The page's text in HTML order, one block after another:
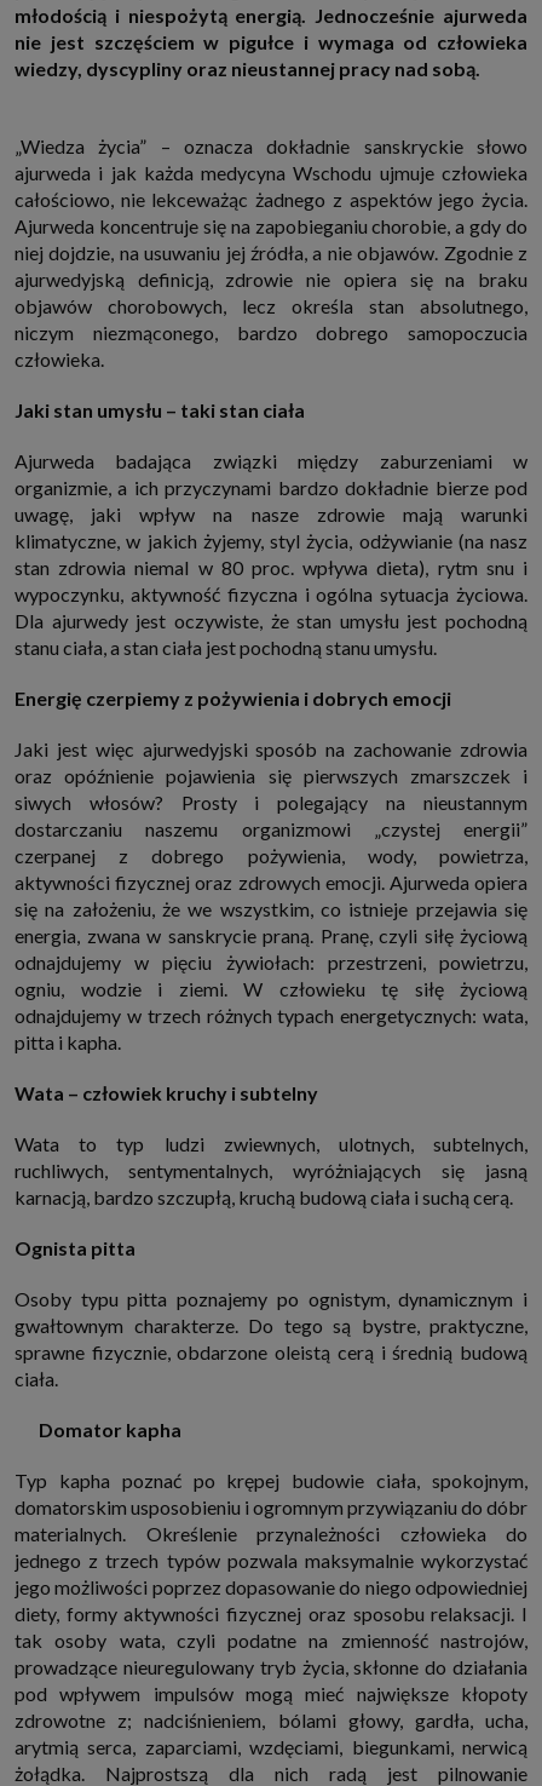
http://www.sagier.pl/
Jeżeli wyrazisz zgodę, o którą wyżej prosimy, administratorami Twoich
danych osobowych będą także nasi Zaufani Partnerzy. Listę Zaufanych
Partnerów możesz sprawdzić w każdym momencie na stronie naszej
Twoje dane przetwarzamy w następujących celach:
1. Jeśli zawieramy z Tobą umowę o realizację danej usługi (np. usługi
zapewniającej Ci możliwość zapoznania się z jednym z naszych serwisów
w oparciu o treść regulaminu tego serwisu), to możemy przetwarzać
Twoje dane w zakresie niezbędnym do realizacji tej umowy.
2. Zapewnianie bezpieczeństwa usługi (np. sprawdzenie, czy do Twojego
konta nie loguje się nieuprawniona osoba), dokonanie pomiarów
statystycznych, ulepszanie naszych usług i dopasowanie ich do potrzeb i
wygody użytkowników (np. personalizowanie treści w usługach), jak
również prowadzenie marketingu i promocji własnych usług (np. jeśli
interesujesz się motoryzacją i oglądasz artykuły w biznesistyl.pl lub na
przetwarzanie danych to realizacja naszych prawnie uzasadnionych
3. Za Twoją zgodą usługi marketingowe dostarczą Ci nasi Zaufani
Partnerzy oraz my dla podmiotów trzecich. Aby móc pokazać interesujące
Cię reklamy (np. produktu, którego możesz potrzebować) reklamodawcy i
ich przedstawiciele chcieliby mieć możliwość przetwarzania Twoich
danych związanych z odwiedzanymi przez Ciebie stronami
internetowymi. Udzielenie takiej zgody jest dobrowolne, nie musisz jej
udzielać, nie pozbawi Cię to dostępu do naszych usług. Masz również
możliwość ograniczenia zakresu lub zmiany zgody w dowolnym
momencie.
Twoje dane przetwarzane będą do czasu istnienia podstawy do ich
przetwarzania, czyli w przypadku udzielenia zgody do momentu jej
tę zgodę, w przypadku niezbędności danych do wykonania umowy, przez
czas jej wykonywania i ewentualnie okres przedawnienia roszczeń z niej
podstawą przetwarzania danych jest uzasadniony interes administratora,
do czasu zgłoszenia przez Ciebie skutecznego sprzeciwu.
Przekazywanie danych
Administratorzy danych mogą powierzać Twoje dane podwykonawcom IT,
księgowym, agencjom marketingowym etc. Zrobią to jedynie na
podstawie umowy o powierzenie przetwarzania danych zobowiązującej
taki podmiot do odpowiedniego zabezpieczenia danych i niekorzystania z
nich do własnych celów.
Na naszych stronach używamy znaczników internetowych takich jak pliki
np. cookie lub local storage do zbierania i przetwarzania danych
osobowych w celu personalizowania treści i reklam oraz analizowania
ruchu na stronach, aplikacjach i w Internecie. W ten sposób technologię tę
wykorzystują również podmioty z Grupy SAGIER oraz nasi Zaufani
Partnerzy, którzy także chcą dopasowywać reklamy do Twoich preferencji.
które przeglądarka wysyła do serwera przy każdorazowym wejściu na
znajdzieszpod tym linkiem
. Pod tym linkiem znajdziesz także informację
o tym jak zmienić ustawienia przeglądarki, aby ograniczyć lub wyłączyć
funkcjonowanie plików cookies itp. oraz jak usunąć takie pliki z Twojego
urządzenia.
Przysługują Ci następujące uprawnienia wobec Twoich danych i ich
Partnerów:
1. Jeśli udzieliłeś zgody na przetwarzanie danych możesz ją w każdej
chwili wycofać (cofnięcie zgody oczywiście nie uchyli zgodności z prawem
przetwarzania już dokonanego na jej podstawie);
przeniesienia danych, wyrażenia sprzeciwu wobec przetwarzania danych
znajdziesz dodatkowe informacje dotyczące przetwarzania danych i
Twoich uprawnień.
młodością i niespożytą energią. Jednocześnie ajurweda
nie jest szczęściem w pigułce i wymaga od człowieka
wiedzy, dyscypliny oraz nieustannej pracy nad sobą.
„Wiedza życia” – oznacza dokładnie sanskryckie słowo
ajurweda i jak każda medycyna Wschodu ujmuje człowieka
całościowo, nie lekceważąc żadnego z aspektów jego życia.
Ajurweda koncentruje się na zapobieganiu chorobie, a gdy do
niej dojdzie, na usuwaniu jej źródła, a nie objawów. Zgodnie z
ajurwedyjską definicją, zdrowie nie opiera się na braku
objawów chorobowych, lecz określa stan absolutnego,
niczym niezmąconego, bardzo dobrego samopoczucia
człowieka.
Jaki stan umysłu – taki stan ciała
Ajurweda badająca związki między zaburzeniami w
organizmie, a ich przyczynami bardzo dokładnie bierze pod
uwagę, jaki wpływ na nasze zdrowie mają warunki
klimatyczne, w jakich żyjemy, styl życia, odżywianie (na nasz
stan zdrowia niemal w 80 proc. wpływa dieta), rytm snu i
wypoczynku, aktywność fizyczna i ogólna sytuacja życiowa.
Dla ajurwedy jest oczywiste, że stan umysłu jest pochodną
stanu ciała, a stan ciała jest pochodną stanu umysłu.
Energię czerpiemy z pożywienia i dobrych emocji
Jaki jest więc ajurwedyjski sposób na zachowanie zdrowia
oraz opóźnienie pojawienia się pierwszych zmarszczek i
siwych włosów? Prosty i polegający na nieustannym
dostarczaniu naszemu organizmowi „czystej energii”
czerpanej z dobrego pożywienia, wody, powietrza,
aktywności fizycznej oraz zdrowych emocji. Ajurweda opiera
się na założeniu, że we wszystkim, co istnieje przejawia się
energia, zwana w sanskrycie praną. Pranę, czyli siłę życiową
odnajdujemy w pięciu żywiołach: przestrzeni, powietrzu,
ogniu, wodzie i ziemi. W człowieku tę siłę życiową
odnajdujemy w trzech różnych typach energetycznych: wata,
pitta i kapha.
Wata – człowiek kruchy i subtelny
Wata to typ ludzi zwiewnych, ulotnych, subtelnych,
ruchliwych, sentymentalnych, wyróżniających się jasną
karnacją, bardzo szczupłą, kruchą budową ciała i suchą cerą.
Ognista pitta
Osoby typu pitta poznajemy po ognistym, dynamicznym i
gwałtownym charakterze. Do tego są bystre, praktyczne,
sprawne fizycznie, obdarzone oleistą cerą i średnią budową
ciała.
Domator kapha
Typ kapha poznać po krępej budowie ciała, spokojnym,
domatorskim usposobieniu i ogromnym przywiązaniu do dóbr
materialnych. Określenie przynależności człowieka do
jednego z trzech typów pozwala maksymalnie wykorzystać
jego możliwości poprzez dopasowanie do niego odpowiedniej
diety, formy aktywności fizycznej oraz sposobu relaksacji. I
tak osoby wata, czyli podatne na zmienność nastrojów,
prowadzące nieuregulowany tryb życia, skłonne do działania
pod wpływem impulsów mogą mieć największe kłopoty
zdrowotne z; nadciśnieniem, bólami głowy, gardła, ucha,
arytmią serca, zaparciami, wzdęciami, biegunkami, nerwicą
żołądka. Najprostszą dla nich radą jest pilnowanie